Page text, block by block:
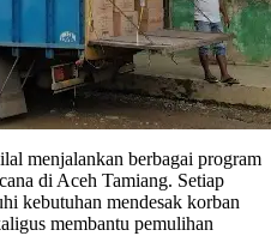
menjalankan berbagai program
di Aceh Tamiang. Setiap
kebutuhan mendesak korban
membantu pemulihan